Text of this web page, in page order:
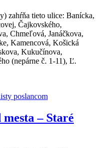
zahŕňa tieto ulice: Banícka,
Čajkovského,
Chmeľová, Janáčkova,
Kamencová, Košická
Kukučínova,
(nepárne č. 1-11), Ľ.
poslancom
– Staré